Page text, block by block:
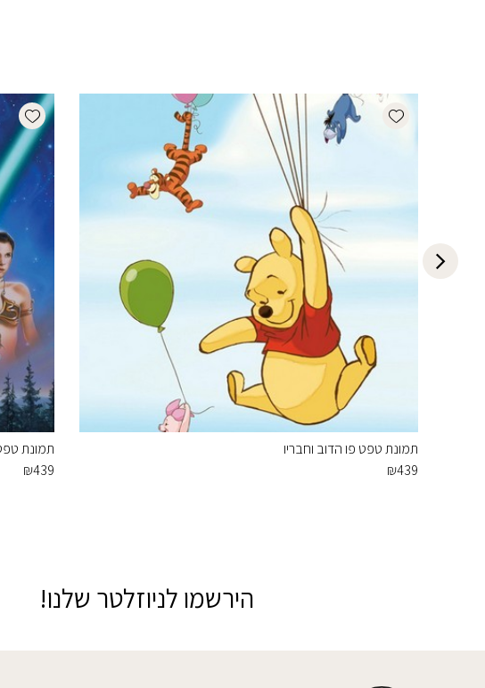
Add wishlist
תמונת טפט פו הדוב וחבריו
₪439
תמונת
₪439
הירשמו לניוזלטר שלנו!